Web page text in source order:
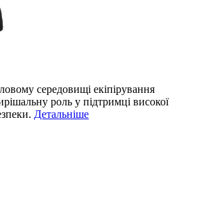
середовищі екіпірування
роль у підтримці високої
Детальніше